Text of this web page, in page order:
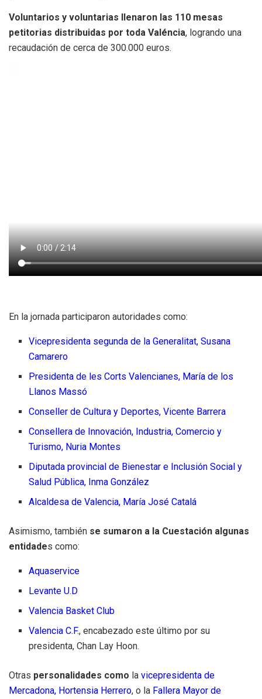
Voluntarios y voluntarias llenaron las 110 mesas
petitorias distribuidas por toda Valéncia, logrando una
recaudación de cerca de 300.000 euros.
En la jornada participaron autoridades como:
Vicepresidenta segunda de la Generalitat, Susana
Camarero
Presidenta de les Corts Valencianes, María de los
Llanos Massó
Conseller de Cultura y Deportes, Vicente Barrera
Consellera de Innovación, Industria, Comercio y
Turismo, Nuria Montes
Diputada provincial de Bienestar e Inclusión Social y
Salud Pública, Inma González
Alcaldesa de Valencia, María José Catalá
Asimismo, también se sumaron a la Cuestación algunas
entidades como:
Aquaservice
Levante U.D
Valencia Basket Club
Valencia C.F., encabezado este último por su
presidenta, Chan Lay Hoon.
Otras personalidades como la vicepresidenta de
Mercadona, Hortensia Herrero, o la Fallera Mayor de